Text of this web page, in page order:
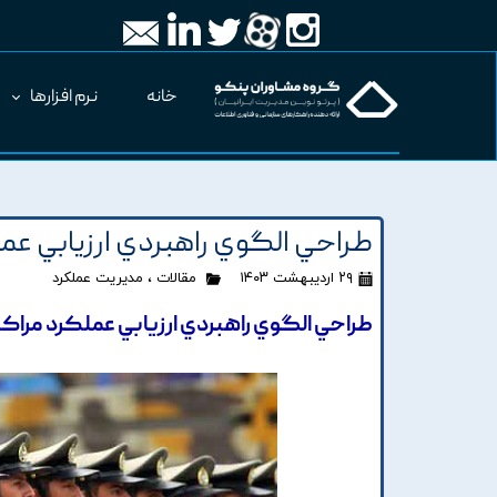
خانه نرم افزارها
طراحي الگوي راهبردي ارزيابي
۲۹ اردیبهشت ۱۴۰۳ مقالات ، مدیریت عملکرد
طراحي الگوي راهبردي ارزيابي عملکرد